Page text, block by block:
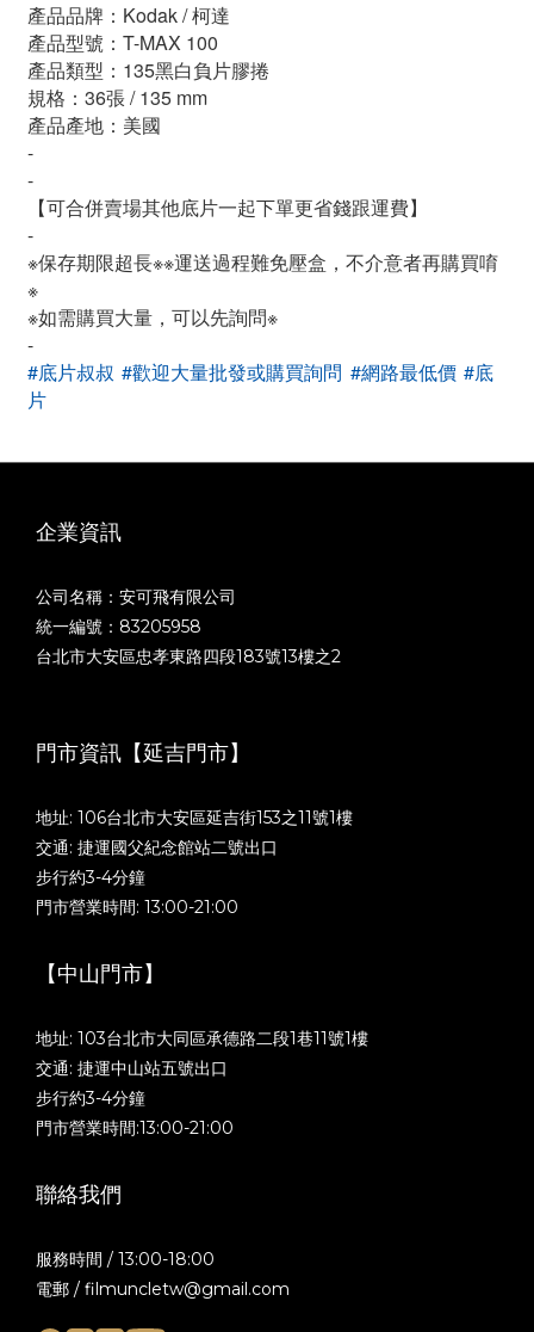
產品品牌：Kodak / 柯達
產品型號：T-MAX 100
產品類型：135黑白負片膠捲
規格：36張 / 135 mm
產品產地：美國
-
-
【可合併賣場其他底片一起下單更省錢跟運費】
-
※保存期限超長※※運送過程難免壓盒，不介意者再購買唷
※
※如需購買大量，可以先詢問※
-
#底片叔叔 #歡迎大量批發或購買詢問 #網路最低價 #底
片
企業資訊
公司名稱：安可飛有限公司
統一編號：83205958
台北市大安區忠孝東路四段183號13樓之2
門市資訊【延吉門市】
地址: 106台北市大安區延吉街153之11號1樓
交通: 捷運國父紀念館站二號出口
步行約3-4分鐘
門市營業時間: 13:00-21:00
【中山門市】
地址: 103台北市大同區承德路二段1巷11號1樓
交通: 捷運中山站五號出口
步行約3-4分鐘
門市營業時間:13:00-21:00
聯絡我們
服務時間 / 13:00-18:00
電郵 / filmuncletw@gmail.com